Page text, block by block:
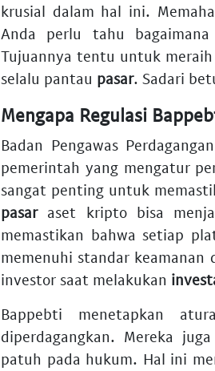
krusial dalam hal ini.
Anda perlu tahu bagaimana
Tujuannya tentu untuk meraih
selalu pantau pasar. Sadari
Mengapa Regulasi
Badan Pengawas
pemerintah yang mengatur
sangat penting untuk
pasaraset kripto bisa
memastikan bahwa setiap
memenuhi standar keamanan
investor saat melakukan
Bappebti menetapkan
diperdagangkan. Mereka
patuh pada hukum. Hal ini